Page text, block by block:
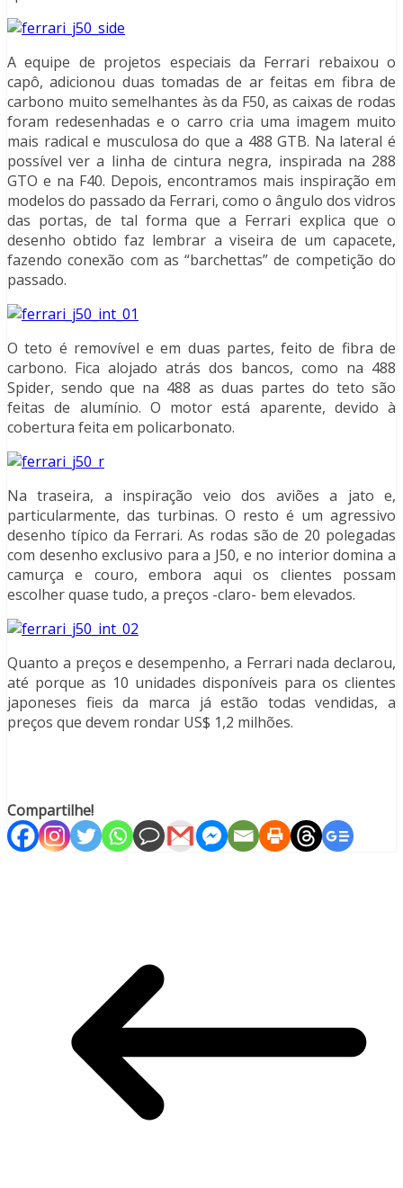
A equipe de projetos especiais da Ferrari rebaixou o
capô, adicionou duas tomadas de ar feitas em fibra de
carbono muito semelhantes às da F50, as caixas de rodas
foram redesenhadas e o carro cria uma imagem muito
mais radical e musculosa do que a 488 GTB. Na lateral é
possível ver a linha de cintura negra, inspirada na 288
GTO e na F40. Depois, encontramos mais inspiração em
modelos do passado da Ferrari, como o ângulo dos vidros
das portas, de tal forma que a Ferrari explica que o
desenho obtido faz lembrar a viseira de um capacete,
fazendo conexão com as “barchettas” de competição do
passado.
O teto é removível e em duas partes, feito de fibra de
carbono. Fica alojado atrás dos bancos, como na 488
Spider, sendo que na 488 as duas partes do teto são
feitas de alumínio. O motor está aparente, devido à
cobertura feita em policarbonato.
Na traseira, a inspiração veio dos aviões a jato e,
particularmente, das turbinas. O resto é um agressivo
desenho típico da Ferrari. As rodas são de 20 polegadas
com desenho exclusivo para a J50, e no interior domina a
camurça e couro, embora aqui os clientes possam
escolher quase tudo, a preços -claro- bem elevados.
Quanto a preços e desempenho, a Ferrari nada declarou,
até porque as 10 unidades disponíveis para os clientes
japoneses fieis da marca já estão todas vendidas, a
preços que devem rondar US$ 1,2 milhões.
Compartilhe!